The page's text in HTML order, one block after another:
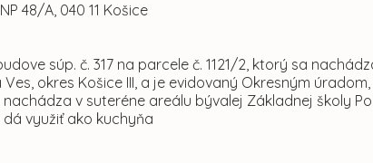
48/A, 040 11 Košice
súp. č. 317 na parcele č. 1121/2, ktorý sa
Ves, okres Košice III, a je evidovaný Okresným
v suteréne areálu bývalej Základnej školy
využiť ako kuchyňa